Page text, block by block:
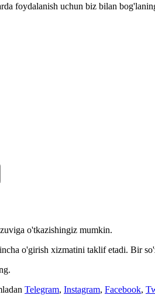
foydalanish uchun biz bilan
o'tkazishingiz mumkin.
o'girish xizmatini taklif etadi. Bir
Telegram, Instagram, Facebook,